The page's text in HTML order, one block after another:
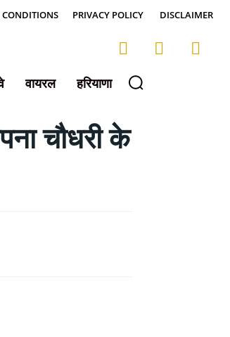
CONDITIONS PRIVACY POLICY DISCLAIMER
वायरल हरियाणा
चौधरी के